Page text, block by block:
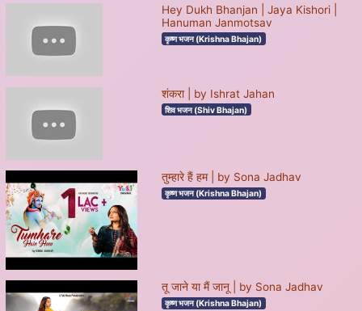
Hey Dukh Bhanjan | Jaya Kishori |
Hanuman Janmotsav
कृष्ण भजन (Krishna Bhajan)
शंकरा | by Ishrat Jahan
शिव भजन (Shiv Bhajan)
तुम्हारे हैं हम | by Sona Jadhav
कृष्ण भजन (Krishna Bhajan)
तू जाने या मैं जानू | by Sona Jadhav
कृष्ण भजन (Krishna Bhajan)